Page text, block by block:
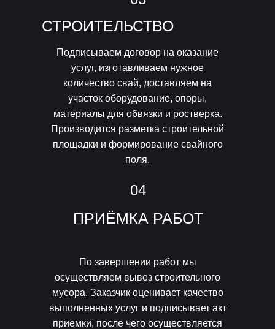
Подписываем договор на оказание
услуг, изготавливаем нужное
количество свай, доставляем на
участок оборудование, опоры,
материалы для обвязки и ростверка.
Производится разметка строительной
площадки и формирование свайного
поля.
СТРОИТЕЛЬСТВО
По завершении работ мы
осуществляем вывоз строительного
мусора. Заказчик оценивает качество
выполненных услуг и подписывает акт
приемки, после чего осуществляется
ПРИЁМКА РАБОТ
04